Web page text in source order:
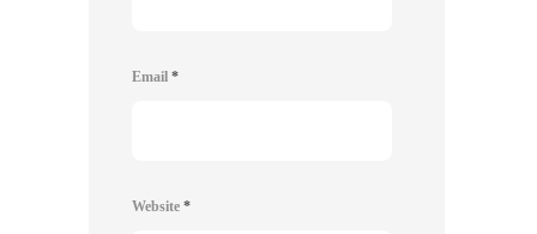
Email *
Website *